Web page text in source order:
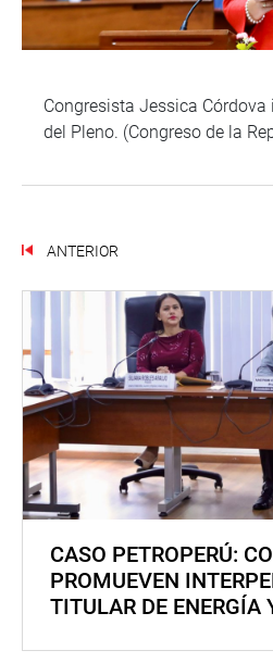
Congresista Jessica Córdova
del Pleno. (Congreso de la
ANTERIOR
CASO PETROPERÚ:
PROMUEVEN
TITULAR DE ENERGÍA